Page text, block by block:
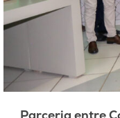
Parceria entre